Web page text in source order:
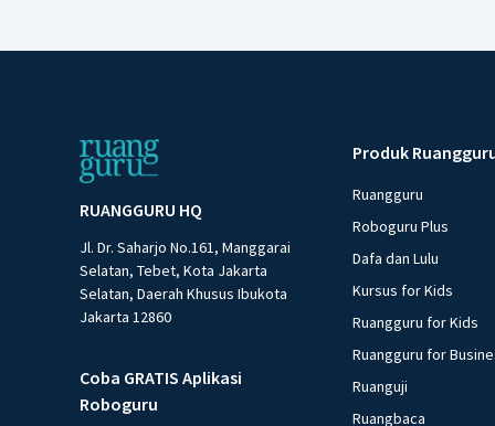
RUANGGURU HQ
Jl. Dr. Saharjo No.161, Manggarai
Selatan, Tebet, Kota Jakarta
Selatan, Daerah Khusus Ibukota
Jakarta 12860
Coba GRATIS Aplikasi
Roboguru
Produk
Ruangguru
Roboguru Plus
Dafa dan Lulu
Kursus for Kids
Ruangguru for Kids
Ruangguru for
Ruanguji
Ruangbaca